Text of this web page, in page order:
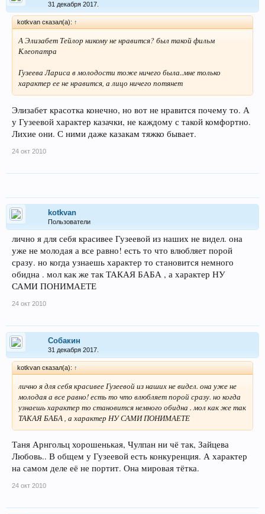
31 декабря 2017.
kotkvan сказал(а): ↑
А Элизабет Тейлор никому не нравится? был такой фильм
Клеопатра
Гузеева Лариса в молодости тоже ничего была..мне только
характер ее не нравится, а лицо ничего потянет
Элизабет красотка конечно, но вот не нравится почему то. А
у Гузеевой характер казачки, не каждому с такой комфортно.
Лихие они. С ними даже казакам тяжко бывает.
24 окт 2010
kotkvan
Пользователи
лично я для себя красивее Гузеевой из наших не видел. она
уже не молодая а все равно! есть то что влюбляет порой
сразу. но когда узнаешь характер то становится немного
обидна . мол как же так ТАКАЯ БАБА , а характер НУ
САМИ ПОНИМАЕТЕ
24 окт 2010
Собакин
31 декабря 2017.
kotkvan сказал(а): ↑
лично я для себя красивее Гузеевой из наших не видел. она уже не
молодая а все равно! есть то что влюбляет порой сразу. но когда
узнаешь характер то становится немного обидна . мол как же так
ТАКАЯ БАБА , а характер НУ САМИ ПОНИМАЕТЕ
Таня Арнгольц хорошенькая, Чулпан ни чё так, Зайцева
Любовь.. В общем у Гузеевой есть конкуренция. А характер
на самом деле её не портит. Она мировая тётка.
24 окт 2010